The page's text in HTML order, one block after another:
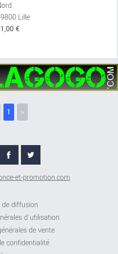
Lille
€
1 >
et-promotion.com
de diffusion
d'utilisation
de vente
confidentialité